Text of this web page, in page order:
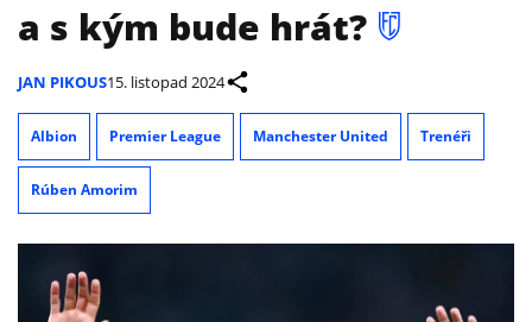
a s kým bude hrát?
JAN PIKOUS15. listopad 2024
Albion Premier League Manchester United Trenéři
Rúben Amorim